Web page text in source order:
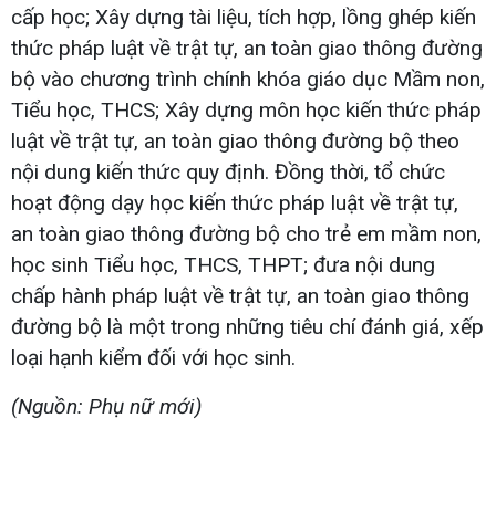
cấp học; Xây dựng tài liệu, tích hợp, lồng ghép kiến
thức pháp luật về trật tự, an toàn giao thông đường
bộ vào chương trình chính khóa giáo dục Mầm non,
Tiểu học, THCS; Xây dựng môn học kiến thức pháp
luật về trật tự, an toàn giao thông đường bộ theo
nội dung kiến thức quy định. Đồng thời, tổ chức
hoạt động dạy học kiến thức pháp luật về trật tự,
an toàn giao thông đường bộ cho trẻ em mầm non,
học sinh Tiểu học, THCS, THPT; đưa nội dung
chấp hành pháp luật về trật tự, an toàn giao thông
đường bộ là một trong những tiêu chí đánh giá, xếp
loại hạnh kiểm đối với học sinh.
(Nguồn: Phụ nữ mới)